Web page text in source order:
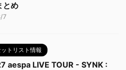
とめ
7
トリスト情報
aespa LIVE TOUR - SYNK :